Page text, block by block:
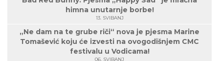
himna unutarnje borbe!
13. SVIBANJ
„Ne dam na te grube riči“ nova je pjesma Marine
Tomašević koju će izvesti na ovogodišnjem CMC
festivalu u Vodicama!
06. SVIBANJ